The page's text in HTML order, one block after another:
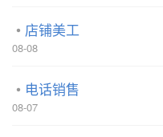
店铺美工
08-08
电话销售
08-07